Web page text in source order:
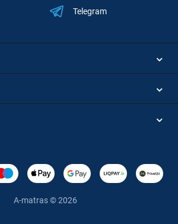
Telegram
A-matras © 2026